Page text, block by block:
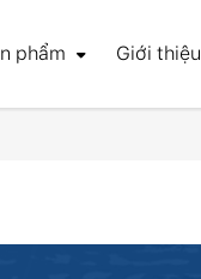
phẩm Giới thiệu